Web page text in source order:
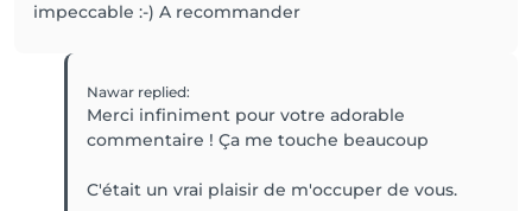
impeccable :-) A recommander
Nawar replied:
Merci infiniment pour votre adorable
commentaire ! Ça me touche beaucoup
C'était un vrai plaisir de m'occuper de vous.